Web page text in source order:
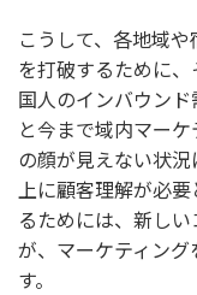
こうして、各地域
を打破するために
国人のインバウン
と今まで域内マー
の顔が見えない状
上に顧客理解が必
るためには、新し
が、マーケティン
す。